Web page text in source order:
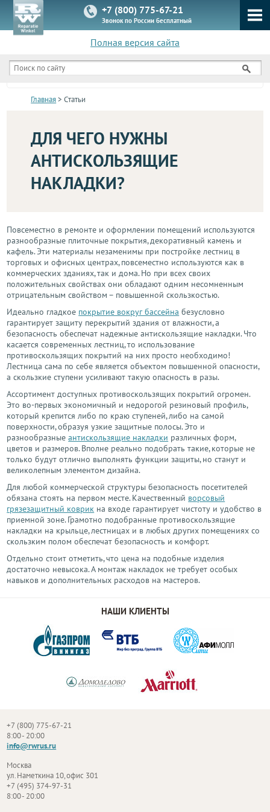
+7 (800) 775-67-21
Звонок по России бесплатный
Полная версия сайта
КАТАЛОГ
Главная> Статьи
ДЛЯ ЧЕГО НУЖНЫ
АНТИСКОЛЬЗЯЩИЕ
НАКЛАДКИ?
Повсеместно в ремонте и оформлении помещений используются
разнообразные плиточные покрытия, декоративный камень и
кафель. Эти материалы незаменимы при постройке лестниц в
торговых и офисных центрах, повсеместно используются как в
коммерческих зданиях, так и дома. Но при всех своих
положительных свойствах они обладают одним несомненным
отрицательным свойством – повышенной скользкостью.
Идеально гладкое покрытие вокруг бассейна безусловно
гарантирует защиту перекрытий здания от влажности, а
безопасность обеспечат надежные антискользящие накладки. Что
касается современных лестниц, то использование
противоскользящих покрытий на них просто необходимо!
Лестница сама по себе является объектом повышенной опасности,
а скользкие ступени усиливают такую опасность в разы.
Ассортимент доступных противоскользящих покрытий огромен.
Это во-первых экономичный и недорогой резиновый профиль,
который крепится либо по краю ступеней, либо на самой
поверхности, образуя узкие защитные полосы. Это и
разнообразныеантискользящие накладки различных форм,
цветов и размеров. Вполне реально подобрать такие, которые не
только будут отлично выполнять функции защиты, но станут и
великолепным элементом дизайна.
Для любой коммерческой структуры безопасность посетителей
обязана стоять на первом месте. Качественный ворсовый
грязезащитный коврик на входе гарантирует чистоту и удобство в
приемной зоне. Грамотно подобранные противоскользящие
накладки на крыльце, лестницах и в любых других помещениях со
скользким полом обеспечат безопасность и комфорт.
Отдельно стоит отметить, что цена на подобные изделия
достаточно невысока. А монтаж накладок не требует особых
навыков и дополнительных расходов на мастеров.
НАШИ КЛИЕНТЫ
+7 (800) 775-67-21
8:00 - 20:00
info@rwrus.ru
Москва
ул. Наметкина 10, офис 301
+7 (495) 374-97-31
8:00 - 20:00